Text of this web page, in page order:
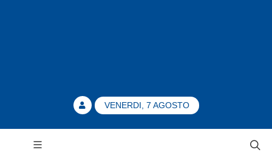
VENERDI, 7 AGOSTO